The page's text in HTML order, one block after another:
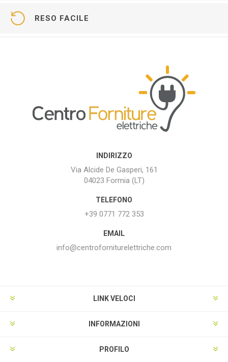
RESO FACILE
INDIRIZZO
Via Alcide De Gasperi, 161
04023 Formia (LT)
TELEFONO
+39 0771 772 353
EMAIL
info@centroforniturelettriche.com
LINK VELOCI
INFORMAZIONI
PROFILO